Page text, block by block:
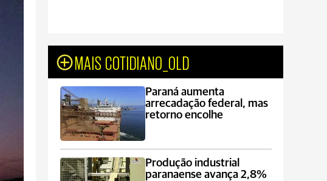
MAIS COTIDIANO_OLD
Paraná aumenta
arrecadação federal, mas
retorno encolhe
Produção industrial
paranaense avança 2,8%